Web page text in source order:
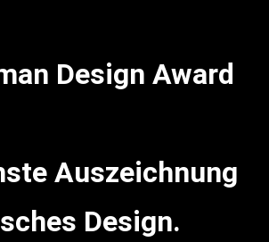
Design Award
Auszeichnung
Design.